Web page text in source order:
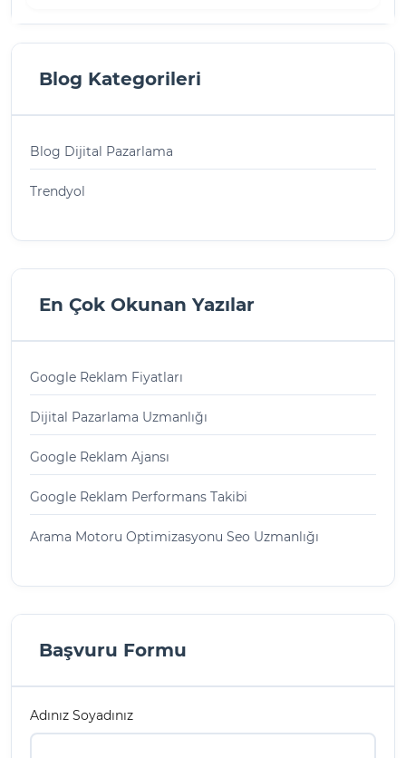
Blog Kategorileri
Blog Dijital Pazarlama
Trendyol
En Çok Okunan Yazılar
Google Reklam Fiyatları
Dijital Pazarlama Uzmanlığı
Google Reklam Ajansı
Google Reklam Performans Takibi
Arama Motoru Optimizasyonu Seo Uzmanlığı
Başvuru Formu
Adınız Soyadınız